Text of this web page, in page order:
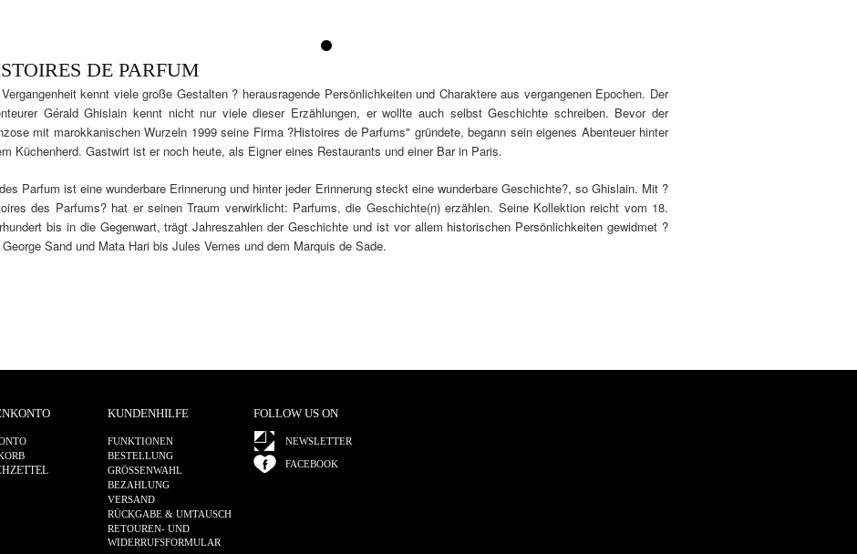
DE PARFUM
kennt viele große Gestalten ? herausragende Persönlichkeiten und Charaktere aus vergangenen Epochen. Der
Gérald Ghislain kennt nicht nur viele dieser Erzählungen, er wollte auch selbst Geschichte schreiben. Bevor der
mit marokkanischen Wurzeln 1999 seine Firma ?Histoires de Parfums" gründete, begann sein eigenes Abenteuer hinter
Küchenherd. Gastwirt ist er noch heute, als Eigner eines Restaurants und einer Bar in Paris.
Parfum ist eine wunderbare Erinnerung und hinter jeder Erinnerung steckt eine wunderbare Geschichte?, so Ghislain. Mit ?
des Parfums? hat er seinen Traum verwirklicht: Parfums, die Geschichte(n) erzählen. Seine Kollektion reicht vom 18.
bis in die Gegenwart, trägt Jahreszahlen der Geschichte und ist vor allem historischen Persönlichkeiten gewidmet ?
Sand und Mata Hari bis Jules Vernes und dem Marquis de Sade.
KUNDENHILFE
FUNKTIONEN
BESTELLUNG
GRÖSSENWAHL
BEZAHLUNG
VERSAND
RÜCKGABE & UMTAUSCH
RETOUREN- UND
WIDERRUFSFORMULAR
FOLLOW US ON
NEWSLETTER
FACEBOOK